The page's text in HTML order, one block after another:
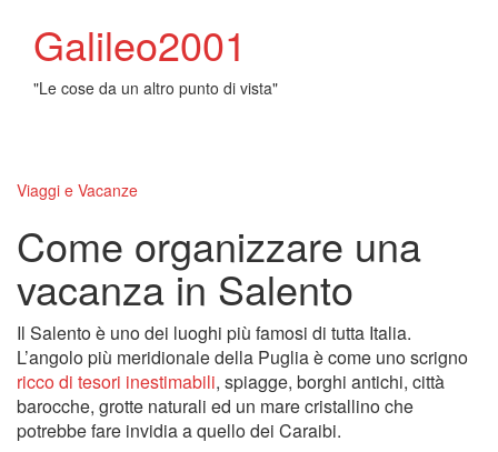
Galileo2001
"Le cose da un altro punto di vista"
Viaggi e Vacanze
Come organizzare una
vacanza in Salento
Il Salento è uno dei luoghi più famosi di tutta Italia.
L’angolo più meridionale della Puglia è come uno scrigno
ricco di tesori inestimabili, spiagge, borghi antichi, città
barocche, grotte naturali ed un mare cristallino che
potrebbe fare invidia a quello dei Caraibi.